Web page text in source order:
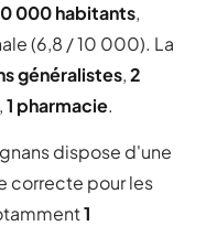
000 habitants,
(6,8 / 10 000). La
généralistes,2
,1 pharmacie.
dispose d'une
correcte pour les
1